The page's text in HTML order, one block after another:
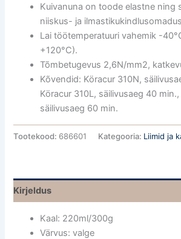
Kuivanuna on toode elastne ning
niiskus- ja
Lai töötemperatuuri vahemik -
+120°C).
Tõmbetugevus 2,6N/mm2,
Kõvendid: Köracur 310N,
Köracur 310L, säilivusaeg 40
säilivusaeg 60 min.
Tootekood: 686601 Kategooria: Liimid ja
Kirjeldus
Kaal: 220ml/300g
Värvus: valge